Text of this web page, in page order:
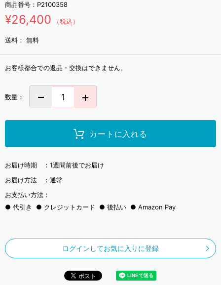
商品番号： P2100358
¥26,400 （税込）
送料： 無料
お客様都合での返品・交換はできません。
数量：
カートに入れる
お届け時期 ： 1週間前後でお届け
お届け方法 ： 通常
お支払い方法：
代引き
クレジットカード 後払い Amazon Pay
ログインしてお気に入りに登録